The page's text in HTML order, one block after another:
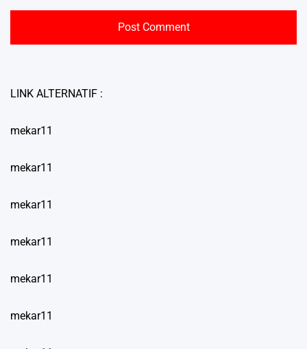
LINK ALTERNATIF :
mekar11
mekar11
mekar11
mekar11
mekar11
mekar11